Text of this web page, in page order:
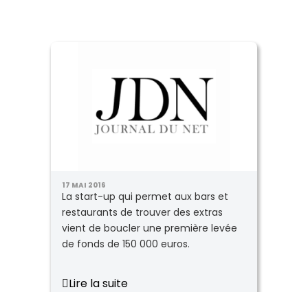
17 MAI 2016
La start-up qui permet aux bars et
restaurants de trouver des extras
vient de boucler une première levée
de fonds de 150 000 euros.
Lire la suite